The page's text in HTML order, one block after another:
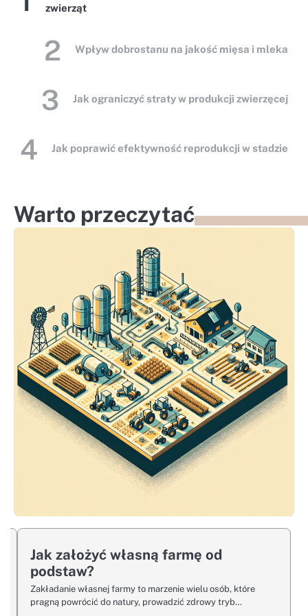
zwierząt
Wpływ dobrostanu na jakość mięsa i mleka
2
Jak ograniczyć straty w produkcji zwierzęcej
3
Jak poprawić efektywność reprodukcji w stadzie
4
rolnictwa
5
Wpływ dobrostanu na jakość mięsa i mleka
2
Jak ograniczyć straty w produkcji zwierzęcej
3
Jak poprawić efektywność reprodukcji w stadzie
4
Automatyzacja w hodowli – przyszłość
rolnictwa
Warto przeczytać
Jak założyć własną farmę od
podstaw?
Zakładanie własnej farmy to marzenie wielu osób, które
pragną powrócić do natury, prowadzić zdrowy tryb…